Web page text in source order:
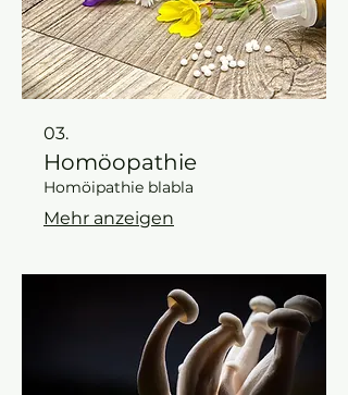
03.
Homöopathie
Homöipathie blabla
Mehr anzeigen